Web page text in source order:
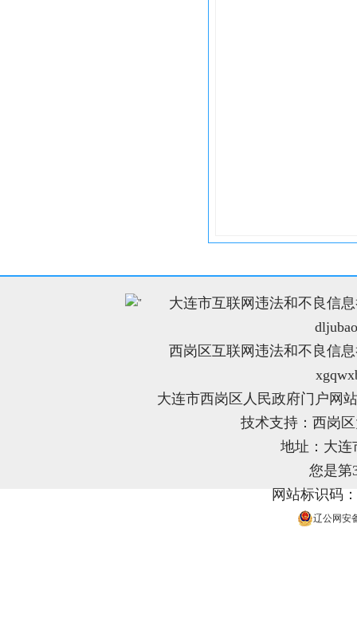
"
大连市互联网违法和不良信
西岗区互联网违法和不良信
大连市西岗区人民政府门户网
技术支持：西岗
地址：大连
您是第
网站标识码
辽公网安